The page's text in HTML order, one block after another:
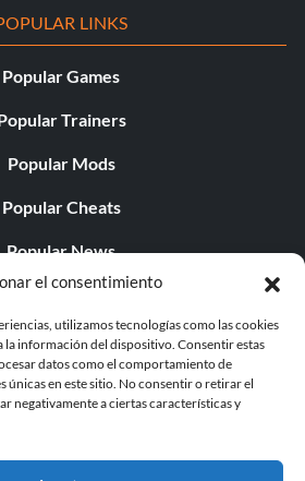
el consentimiento
utilizamos tecnologías como las cookies
la información del dispositivo. Consentir estas
datos como el comportamiento de
únicas en este sitio. No consentir o retirar el
negativamente a ciertas características y
LINKS
Popular Games
Trainers
Popular Mods
Popular Cheats
Popular News
Editorials
Free Games
UPDATES